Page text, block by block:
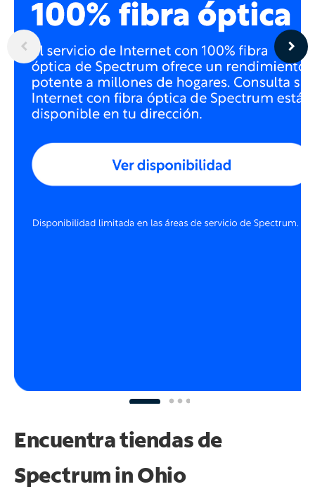
Encuentra tiendas de
Spectrumin Ohio